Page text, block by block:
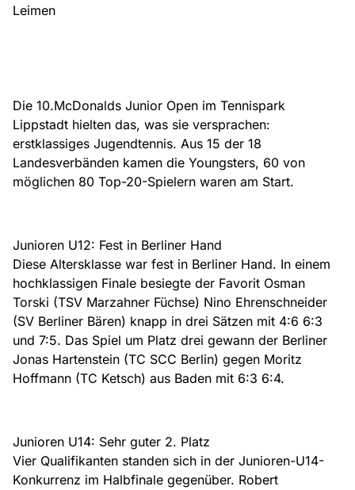
Leimen
Die 10.McDonalds Junior Open im Tennispark
Lippstadt hielten das, was sie versprachen:
erstklassiges Jugendtennis. Aus 15 der 18
Landesverbänden kamen die Youngsters, 60 von
möglichen 80 Top-20-Spielern waren am Start.
Junioren U12: Fest in Berliner Hand
Diese Altersklasse war fest in Berliner Hand. In einem
hochklassigen Finale besiegte der Favorit Osman
Torski (TSV Marzahner Füchse) Nino Ehrenschneider
(SV Berliner Bären) knapp in drei Sätzen mit 4:6 6:3
und 7:5. Das Spiel um Platz drei gewann der Berliner
Jonas Hartenstein (TC SCC Berlin) gegen Moritz
Hoffmann (TC Ketsch) aus Baden mit 6:3 6:4.
Junioren U14: Sehr guter 2. Platz
Vier Qualifikanten standen sich in der Junioren-U14-
Konkurrenz im Halbfinale gegenüber. Robert